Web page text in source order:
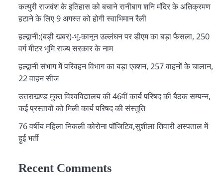
कत्युरी राजवंश के इतिहास को बचाने रानीबाग शनि मंदिर के अतिक्रमण
हटाने के लिए 9 अगस्त को होगी स्वाभिमान रैली
हल्द्वानी:(बड़ी खबर)-भू-कानून उल्लंघन पर डीएम का बड़ा फैसला, 250
वर्ग मीटर भूमि राज्य सरकार के नाम
हल्द्वानी संभाग में परिवहन विभाग का बड़ा एक्शन, 257 वाहनों के चालान,
22 वाहन सीज
उत्तराखण्ड मुक्त विश्वविद्यालय की 46वीं कार्य परिषद की बैठक सम्पन्न,
कई प्रस्तावों को मिली कार्य परिषद की संस्तुति
76 वर्षीय महिला निकली कोरोना पॉजिटिव,सुशीला तिवारी अस्पताल में
हुई भर्ती
Recent Comments